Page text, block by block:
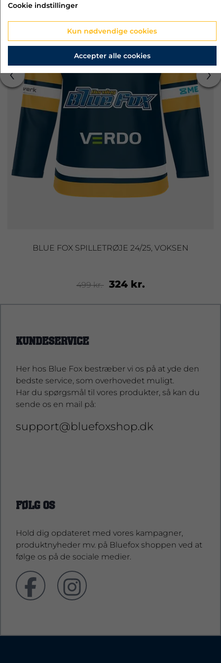
BLUE FOX SPILLETRØJE 24/25, VOKSEN
499 kr. 324 kr.
‹ ›
KUNDESERVICE
Her hos Blue Fox bestræber vi os på at yde den
bedste service, som overhovedet muligt.
Har du spørgsmål til vores produkter, så kan du
sende os en mail på:
support@bluefoxshop.dk
FØLG OS
Hold dig opdateret med vores kampagner,
produktnyheder mv. på Bluefox shoppen ved at
følge os på de sociale medier.
Cookie indstillinger
Kun nødvendige cookies
Accepter alle cookies